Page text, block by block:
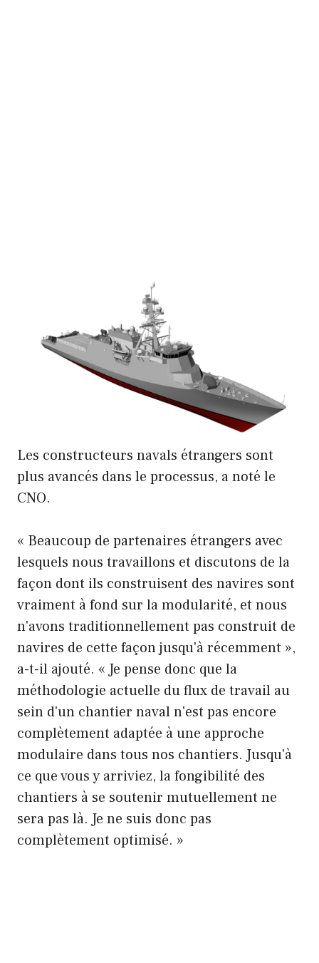
Les constructeurs navals étrangers sont
plus avancés dans le processus, a noté le
CNO.
« Beaucoup de partenaires étrangers avec
lesquels nous travaillons et discutons de la
façon dont ils construisent des navires sont
vraiment à fond sur la modularité, et nous
n'avons traditionnellement pas construit de
navires de cette façon jusqu'à récemment »,
a-t-il ajouté. « Je pense donc que la
méthodologie actuelle du flux de travail au
sein d'un chantier naval n'est pas encore
complètement adaptée à une approche
modulaire dans tous nos chantiers. Jusqu'à
ce que vous y arriviez, la fongibilité des
chantiers à se soutenir mutuellement ne
sera pas là. Je ne suis donc pas
complètement optimisé. »